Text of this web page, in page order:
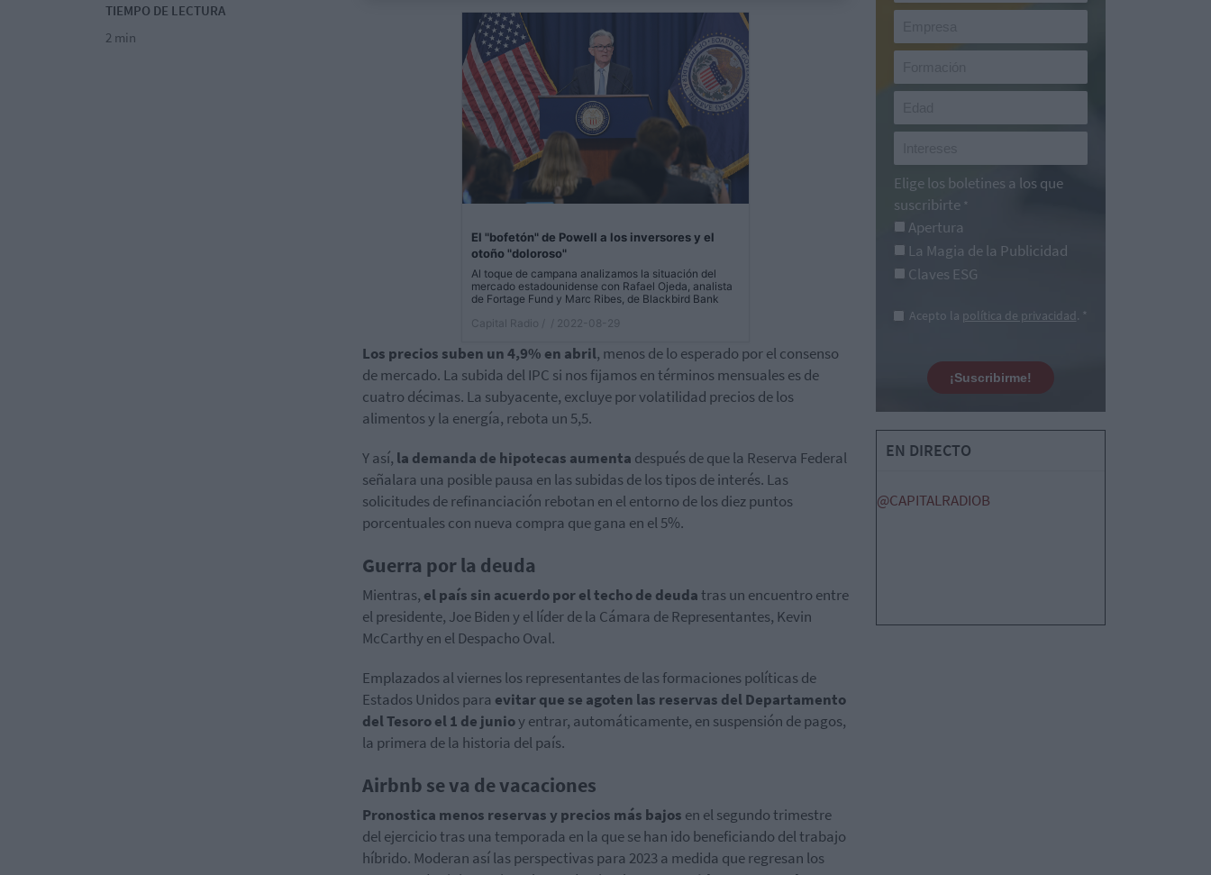
TIEMPO DE LECTURA
2 min
El "bofetón" de Powell a los inversores y el
otoño "doloroso"
Al toque de campana analizamos la situación del
mercado estadounidense con Rafael Ojeda, analista
de Fortage Fund y Marc Ribes, de Blackbird Bank
Capital Radio /
/ 2022-08-29
Los precios suben un 4,9% en abril, menos de lo esperado por el consenso
de mercado. La subida del IPC si nos fijamos en términos mensuales es de
cuatro décimas. La subyacente, excluye por volatilidad precios de los
alimentos y la energía, rebota un 5,5.
Y así, la demanda de hipotecas aumenta después de que la Reserva Federal
señalara una posible pausa en las subidas de los tipos de interés. Las
solicitudes de refinanciación rebotan en el entorno de los diez puntos
porcentuales con nueva compra que gana en el 5%.
Guerra por la deuda
Mientras, el país sin acuerdo por el techo de deudatras un encuentro entre
el presidente, Joe Biden y el líder de la Cámara de Representantes, Kevin
McCarthy en el Despacho Oval.
Emplazados al viernes los representantes de las formaciones políticas de
Estados Unidos para evitar que se agoten las reservas del Departamento
del Tesoro el 1 de junioy entrar, automáticamente, en suspensión de pagos,
la primera de la historia del país.
Airbnb se va de vacaciones
Pronostica menos reservas y precios más bajos en el segundo trimestre
del ejercicio tras una temporada en la que se han ido beneficiando del trabajo
híbrido. Moderan así las perspectivas para 2023 a medida que regresan los
Elige los boletines a los que
suscribirte *
Apertura
La Magia de la Publicidad
Claves ESG
Acepto la política de privacidad. *
¡Suscribirme!
EN DIRECTO
@CAPITALRADIOB